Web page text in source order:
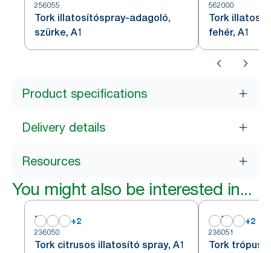
256055
Tork illatosítóspray-adagoló,
szürke, A1
562000
Tork
fehér, A1
Product specifications
Delivery details
Resources
You might also be interested in...
+2
236050
Tork citrusos illatosító spray, A1
+2
236051
Tork trópusi